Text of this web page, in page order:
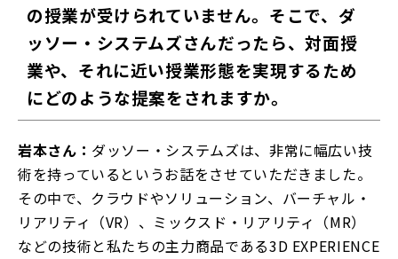
の授業が受けられていません。そこで、ダ
ッソー・システムズさんだったら、対面授
業や、それに近い授業形態を実現するため
にどのような提案をされますか。
岩本さん： ダッソー・システムズは、非常に幅広い技
術を持っているというお話をさせていただきました。
その中で、クラウドやソリューション、バーチャル・
リアリティ（VR）、ミックスド・リアリティ（MR）
などの技術と私たちの主力商品である3D EXPERIENCE